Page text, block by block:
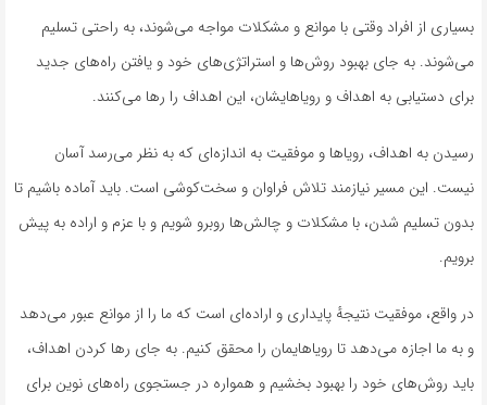
بسیاری از افراد وقتی با موانع و مشکلات مواجه می‌شوند، به راحتی تسلیم
می‌شوند. به جای بهبود روش‌ها و استراتژی‌های خود و یافتن راه‌های جدید
برای دستیابی به اهداف و رویاهایشان، این اهداف را رها می‌کنند.
رسیدن به اهداف، رویاها و موفقیت به اندازه‌ای که به نظر می‌رسد آسان
نیست. این مسیر نیازمند تلاش فراوان و سخت‌کوشی است. باید آماده باشیم تا
بدون تسلیم شدن، با مشکلات و چالش‌ها روبرو شویم و با عزم و اراده به پیش
برویم.
در واقع، موفقیت نتیجهٔ پایداری و اراده‌ای است که ما را از موانع عبور می‌دهد
و به ما اجازه می‌دهد تا رویاهایمان را محقق کنیم. به جای رها کردن اهداف،
باید روش‌های خود را بهبود بخشیم و همواره در جستجوی راه‌های نوین برای